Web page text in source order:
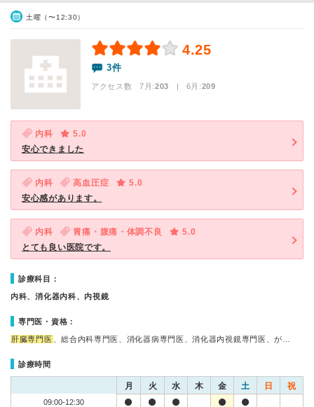
土曜（〜12:30）
4.25
3件
アクセス数 7月:203 | 6月:209
内科
5.0
安心できました
内科 高血圧症
5.0
安心感があります。
内科 胃痛・腹痛・体調不良
5.0
とても良い医院です。
診療科目：
内科、消化器内科、内視鏡
専門医・資格：
肝臓専門医 、総合内科専門医、消化器病専門医、消化器内視鏡専門医、が…
診療時間
月 火 水 木 金 土 日 祝
09:00-12:30